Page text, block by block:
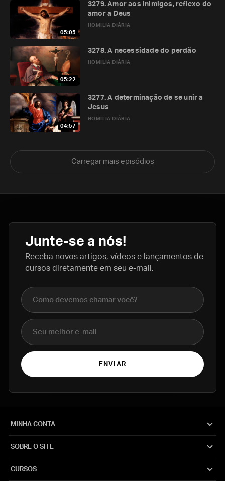
05:05
HOMILIA DIÁRIA
3279. Amor aos inimigos, reflexo do
amor a Deus
05:22
HOMILIA DIÁRIA
3278. A necessidade do perdão
04:57
HOMILIA DIÁRIA
3277. A determinação de se unir a
Jesus
Carregar mais episódios
Junte-se a nós!
Receba novos artigos, vídeos e lançamentos de
cursos diretamente em seu e-mail.
Nome completo
E-mail
ENVIAR
MINHA CONTA
SOBRE O SITE
CURSOS